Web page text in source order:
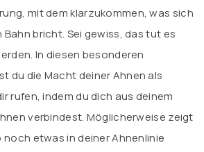
mit dem klarzukommen, was sich
Bahn bricht. Sei gewiss, das tut es
In diesen besonderen
du die Macht deiner Ahnen als
rufen, indem du dich aus deinem
verbindest. Möglicherweise zeigt
etwas in deiner Ahnenlinie